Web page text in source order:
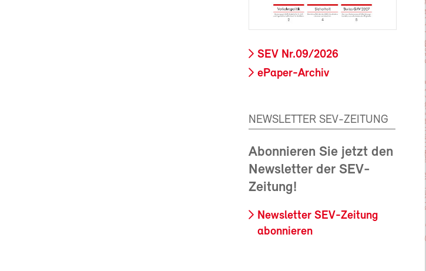
SEV Nr.09/2026
ePaper-Archiv
NEWSLETTER SEV-ZEITUNG
Abonnieren Sie jetzt den
Newsletter der SEV-
Zeitung!
Newsletter SEV-Zeitung
abonnieren